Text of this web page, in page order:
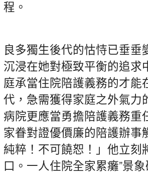
程。
良多獨生後代的怙恃已垂
沉浸在她對極致平衡的追求
庭承當住院陪護義務的才能
代，急需獲得家庭之外氣力
病院更應當勇擔陪護義務重
家眷對證優價廉的陪護辦事
純粹！不可饒恕！」他立刻
口。一人住院全家累癱”景象